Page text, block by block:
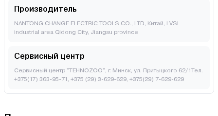
Производитель
NANTONG CHANGE ELECTRIC TOOLS CO., LTD, Китай, LVSI
industrial area Qidong City, Jiangsu province
Сервисный центр
Сервисный центр "TEHNOZOO", г. Минск, ул. Притыцкого 62/1Тел.
+375(17) 363-95-71, +375 (29) 3-629-629, +375(29) 7-629-629